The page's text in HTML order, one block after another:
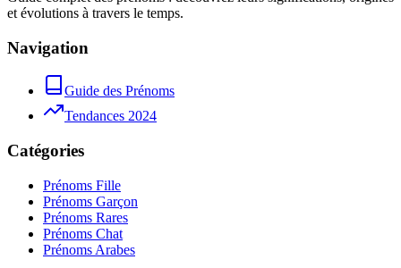
et évolutions à travers le temps.
Navigation
Guide des Prénoms
Tendances 2024
Catégories
Prénoms Fille
Prénoms Garçon
Prénoms Rares
Prénoms Chat
Prénoms Arabes